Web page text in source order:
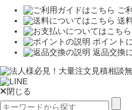
ご
送
ポイント
返品交換
閉じる